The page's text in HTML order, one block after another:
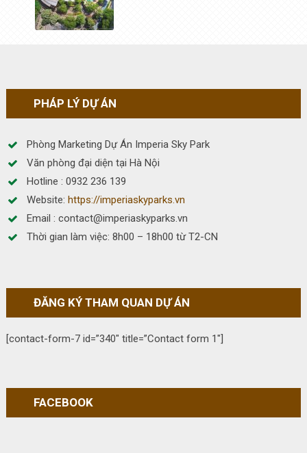
PHÁP LÝ DỰ ÁN
Phòng Marketing Dự Án Imperia Sky Park
Văn phòng đại diện tại Hà Nội
Hotline : 0932 236 139
Website: https://imperiaskyparks.vn
Email : contact@imperiaskyparks.vn
Thời gian làm việc: 8h00 – 18h00 từ T2-CN
ĐĂNG KÝ THAM QUAN DỰ ÁN
[contact-form-7 id=”340″ title=”Contact form 1″]
FACEBOOK